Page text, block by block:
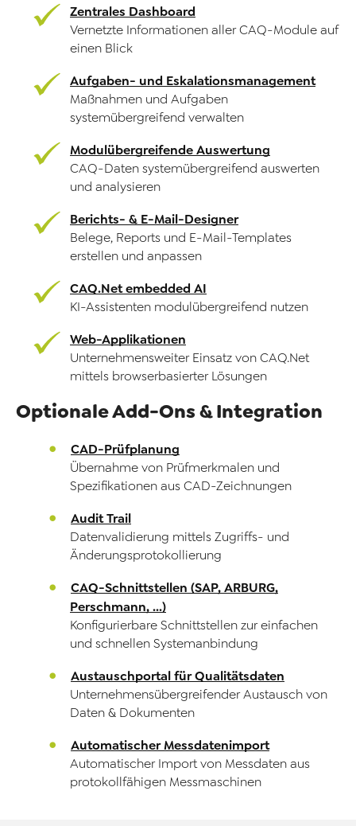
Zentrales Dashboard
Vernetzte Informationen aller CAQ-Module auf
einen Blick
Aufgaben- und Eskalationsmanagement
Maßnahmen und Aufgaben
systemübergreifend verwalten
Modulübergreifende Auswertung
CAQ-Daten systemübergreifend auswerten
und analysieren
Berichts- & E-Mail-Designer
Belege, Reports und E-Mail-Templates
erstellen und anpassen
CAQ.Net embedded AI
KI-Assistenten modulübergreifend nutzen
Web-Applikationen
Unternehmensweiter Einsatz von CAQ.Net
mittels browserbasierter Lösungen
Optionale Add-Ons & Integration
CAD-Prüfplanung
Übernahme von Prüfmerkmalen und
Spezifikationen aus CAD-Zeichnungen
Audit Trail
Datenvalidierung mittels Zugriffs- und
Änderungsprotokollierung
CAQ-Schnittstellen (SAP, ARBURG,
Perschmann, ...)
Konfigurierbare Schnittstellen zur einfachen
und schnellen Systemanbindung
Austauschportal für Qualitätsdaten
Unternehmensübergreifender Austausch von
Daten & Dokumenten
Automatischer Messdatenimport
Automatischer Import von Messdaten aus
protokollfähigen Messmaschinen